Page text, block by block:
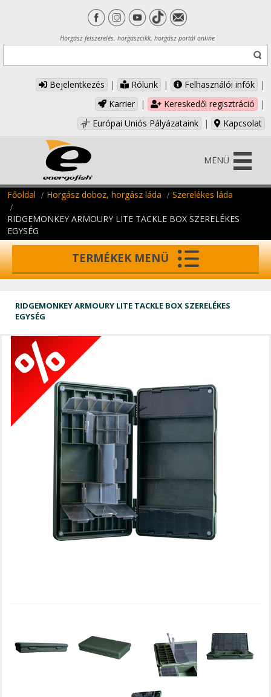
Horgász felszerelés, horgászcikk, horgász portál online
Bejelentkezés | Rólunk | Felhasználói infók
|
Karrier
| Kereskedői regisztráció
|
Európai Uniós Pályázataink
| Kapcsolat
MENÜ
Főoldal Horgász doboz, horgász láda Szerelékes láda
RIDGEMONKEY ARMOURY LITE TACKLE BOX SZERELÉKES
EGYSÉG
TERMÉKEK MENÜ
RIDGEMONKEY ARMOURY LITE TACKLE BOX SZERELÉKES
EGYSÉG